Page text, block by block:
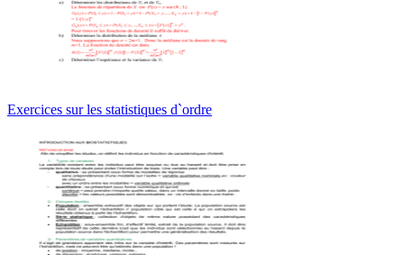
Exercices sur les statistiques d`ordre